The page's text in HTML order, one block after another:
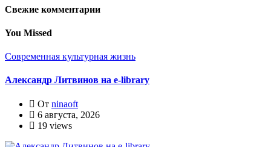
Свежие комментарии
You Missed
Современная культурная жизнь
Александр Литвинов на e-library
От ninaoft
6 августа, 2026
19 views